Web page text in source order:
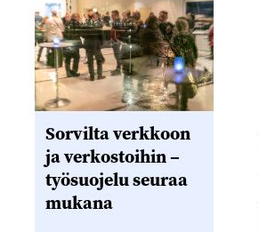
Sorvilta verkkoon
ja verkostoihin –
työsuojelu seuraa
mukana